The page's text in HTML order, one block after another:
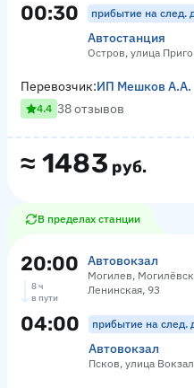
00:30 прибытие на след.
Автостанция
Остров, улица
≈ 1483 руб.
Перевозчик:ИП Мешков А.А.
4.4 38 отзывов
В пределах станции
20:00 Автовокзал
Могилев,
Ленинская, 93
8 ч
в пути
04:00 прибытие на след.
Автовокзал
Псков, улица